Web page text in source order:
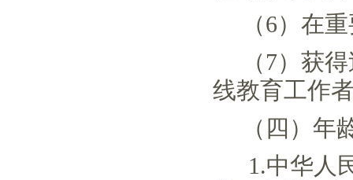
（6）在
（7）获
线教育工作
（四） 年
1.中华人